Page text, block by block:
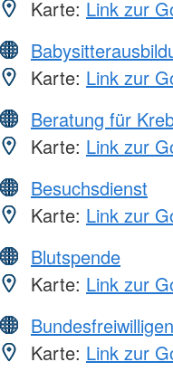
Karte: Link zur
Karte: Link zur
Beratung für
Karte: Link zur
Besuchsdienst
Karte: Link zur
Blutspende
Karte: Link zur
Karte: Link zur